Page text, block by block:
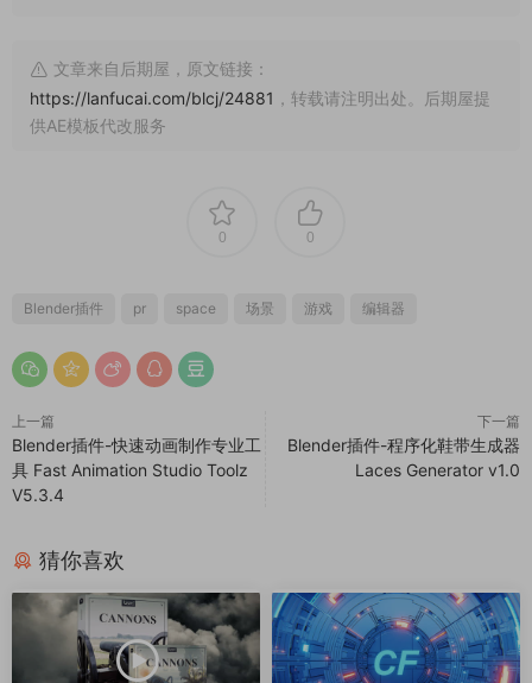
文章来自后期屋，原文链接：
https://lanfucai.com/blcj/24881 ，转载请注明出处。后期屋提
供AE模板代改服务
0 0
Blender插件 pr space 场景 游戏 编辑器
上一篇
Blender插件-快速动画制作专业工
具 Fast Animation Studio Toolz
V5.3.4
下一篇
Blender插件-程序化鞋带生成器
Laces Generator v1.0
猜你喜欢